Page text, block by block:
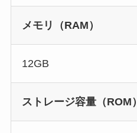
メモリ（RAM）
12GB
ストレージ容量（ROM）